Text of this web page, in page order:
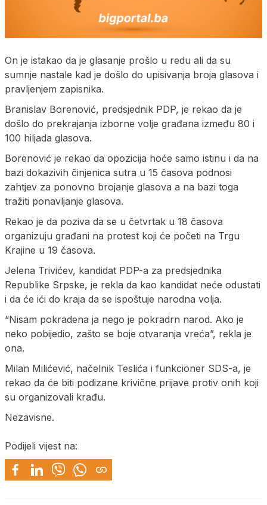
On je istakao da je glasanje prošlo u redu ali da su
sumnje nastale kad je došlo do upisivanja broja glasova i
pravljenjem zapisnika.
Branislav Borenović, predsjednik PDP, je rekao da je
došlo do prekrajanja izborne volje građana između 80 i
100 hiljada glasova.
Borenović je rekao da opozicija hoće samo istinu i da na
bazi dokazivih činjenica sutra u 15 časova podnosi
zahtjev za ponovno brojanje glasova a na bazi toga
tražiti ponavljanje glasova.
Rekao je da poziva da se u četvrtak u 18 časova
organizuju građani na protest koji će početi na Trgu
Krajine u 19 časova.
Jelena Trivićev, kandidat PDP-a za predsjednika
Republike Srpske, je rekla da kao kandidat neće odustati
i da će ići do kraja da se ispoštuje narodna volja.
“Nisam pokradena ja nego je pokradrn narod. Ako je
neko pobijedio, zašto se boje otvaranja vreća”, rekla je
ona.
Milan Milićević, načelnik Teslića i funkcioner SDS-a, je
rekao da će biti podizane krivične prijave protiv onih koji
su organizovali krađu.
Nezavisne.
Podijeli vijest na: